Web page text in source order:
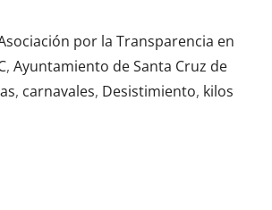
por la Transparencia en
, Ayuntamiento de Santa Cruz de
, carnavales, Desistimiento, kilos